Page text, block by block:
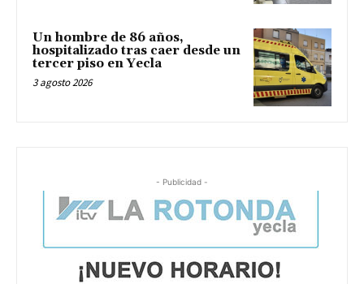
Un hombre de 86 años,
hospitalizado tras caer desde un
tercer piso en Yecla
3 agosto 2026
- Publicidad -